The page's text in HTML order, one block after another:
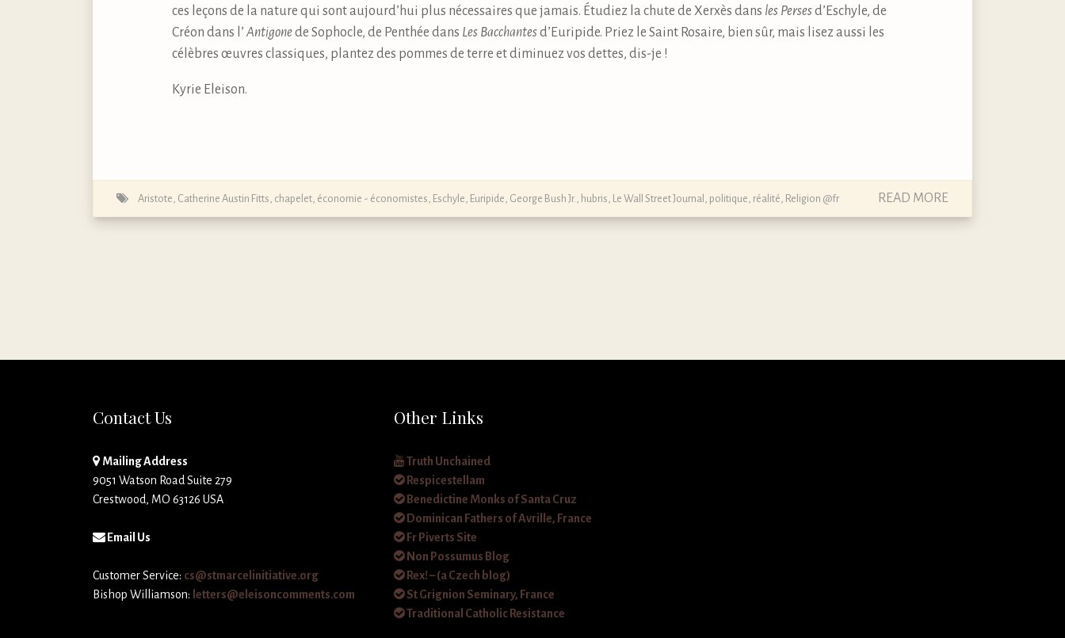
ces leçons de la nature qui sont aujourd’hui plus nécessaires que jamais. Étudiez la chute de Xerxès dans les Persesd’Eschyle, de
Créon dans l’ Antigonede Sophocle, de Penthée dans Les Bacchantesd’Euripide. Priez le Saint Rosaire, bien sûr, mais lisez aussi les
célèbres œuvres classiques, plantez des pommes de terre et diminuez vos dettes, dis-je !
Kyrie Eleison.
Aristote Catherine Austin Fitts chapelet économie - économistes Eschyle Euripide George Bush Jr. hubris Le Wall Street Journal politique réalité Religion @fr READ MORE
Contact Us
Mailing Address
9051 Watson Road Suite 279
Crestwood, MO 63126 USA
Email Us
Customer Service: cs@stmarcelinitiative.org
Bishop Williamson: letters@eleisoncomments.com
Other Links
Truth Unchained
Respicestellam
Benedictine Monks of Santa Cruz
Dominican Fathers of Avrille, France
Fr Piverts Site
Non Possumus Blog
Rex! – (a Czech blog)
St Grignion Seminary, France
Traditional Catholic Resistance